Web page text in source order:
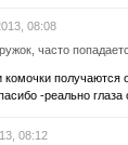
08:08
часто
получаются
-реально глаза
08:12